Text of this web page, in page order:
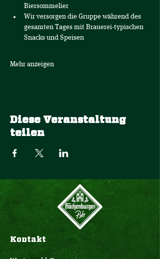
Biersommelier
Wir versorgen die Gruppe während des
gesamten Tages mit Brauerei-typischen
Snacks und Speisen
Mehr anzeigen
Diese Veranstaltung
teilen
Kontakt